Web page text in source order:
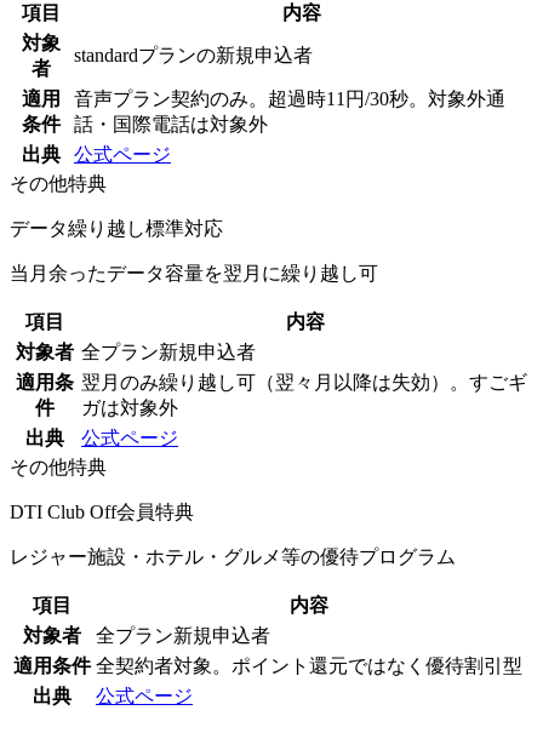
項目
内容
対象
者
standardプランの新規申込者
適用
条件
音声プラン契約のみ。超過時11円/30秒。対象外通
話・国際電話は対象外
出典
公式ページ
その他特典
データ繰り越し標準対応
当月余ったデータ容量を翌月に繰り越し可
項目
内容
対象者 全プラン新規申込者
適用条
件
翌月のみ繰り越し可（翌々月以降は失効）。すごギ
ガは対象外
出典
公式ページ
その他特典
DTI Club Off会員特典
レジャー施設・ホテル・グルメ等の優待プログラム
項目
内容
対象者
全プラン新規申込者
適用条件 全契約者対象。ポイント還元ではなく優待割引型
出典
公式ページ